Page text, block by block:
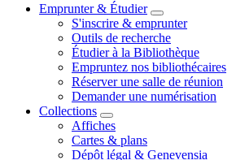
Emprunter & Étudier
S'inscrire & emprunter
Outils de recherche
Étudier à la Bibliothèque
Empruntez nos bibliothécaires
Réserver une salle de réunion
Demander une numérisation
Collections
Affiches
Cartes & plans
Dépôt légal & Genevensia